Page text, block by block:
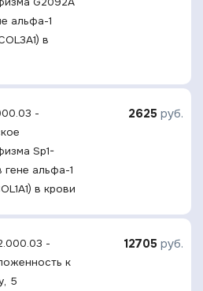
альфа-1
в
-
Sp1-
альфа-1
в крови
2625 руб.
-
к
5
12705 руб.